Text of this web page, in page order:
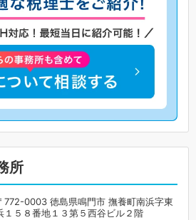
所
772-0003 徳島県鳴門市 撫養町南浜字東
１５８番地１３第５西谷ビル２階